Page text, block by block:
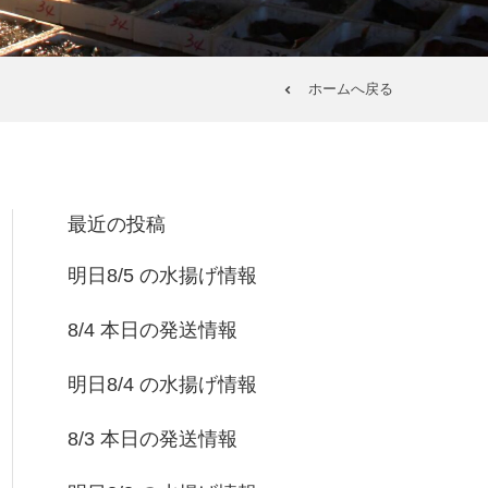
ホームへ戻る
最近の投稿
明日8/5 の水揚げ情報
8/4 本日の発送情報
明日8/4 の水揚げ情報
8/3 本日の発送情報